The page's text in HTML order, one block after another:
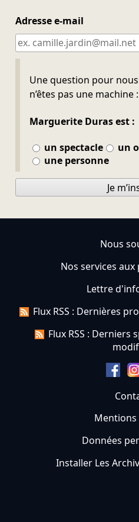
Adresse e-mail
Une question pour
n’êtes pas une machine :
Marguerite Duras est :
un spectacle
un
une personne
Ne pas remplir
Je
Nous
Nos services
Lettre
Flux RSS : Dernières
Flux RSS : Derniers
Mentions
Données
Installer Les